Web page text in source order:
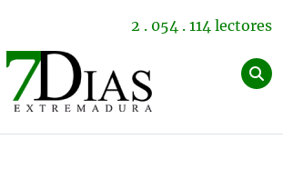
2 . 054 . 114 lectores